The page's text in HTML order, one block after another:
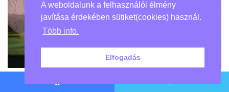
A weboldalunk a felhasználói élmény
javítása érdekében sütiket(cookies) használ.
Több info.
Elfogadás